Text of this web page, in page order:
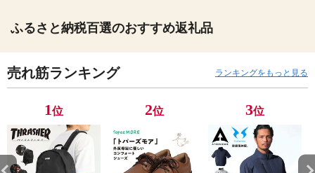
ふるさと納税百選のおすすめ返礼品
売れ筋ランキング ランキングをもっと見る
1位 2位 3位